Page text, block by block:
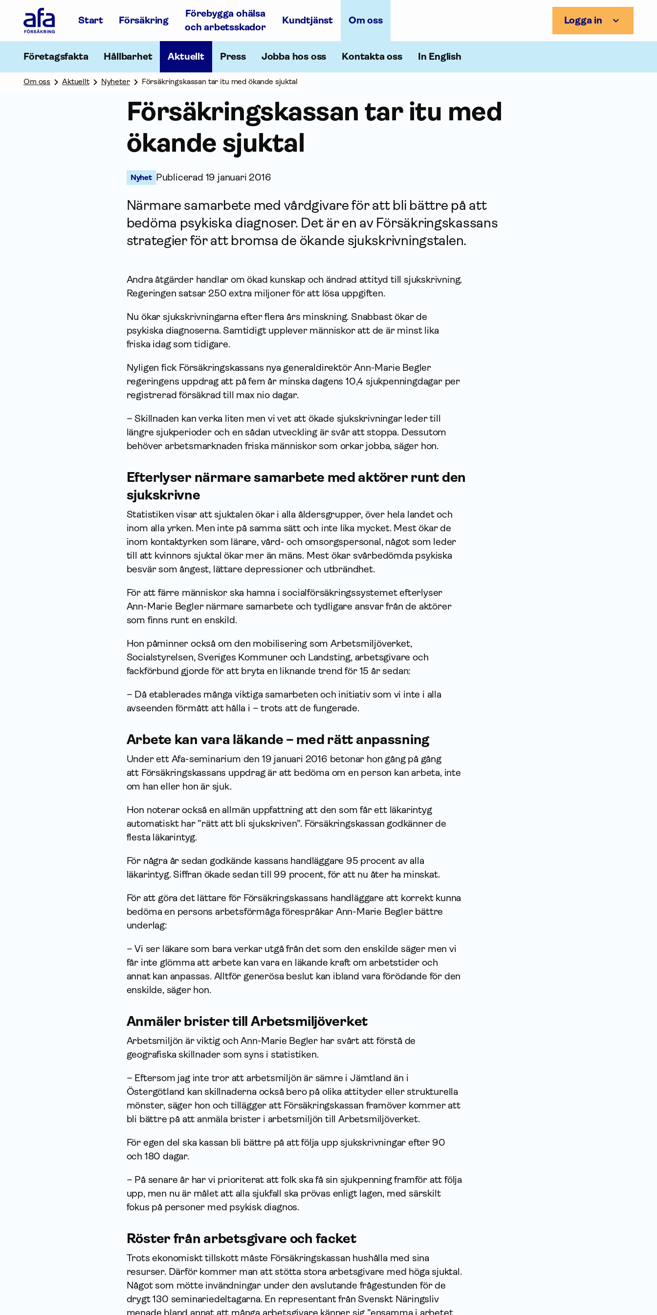
Försäkring
Gå
startsidan
Start Försäkring
Förebygga ohälsa
och arbetsskador
Kundtjänst Om oss Logga in
Företagsfakta Hållbarhet Aktuellt Press Jobba hos oss Kontakta oss In English
Om oss Aktuellt Nyheter Försäkringskassan tar itu med ökande sjuktal
Försäkrings­kassan tar itu med
ökande sjuktal
Nyhet Publicerad 19 januari 2016
Närmare sam­arbete med vårdgivare för att bli bättre på att
bedöma psykiska diagnoser. Det är en av Försäkrings­kassans
strategier för att bromsa de ökande sjukskrivningstalen.
Andra åtgärder handlar om ökad kunskap och ändrad attityd till sjukskrivning.
Regeringen satsar 250 extra miljoner för att lösa uppgiften.
Nu ökar sjukskrivningarna efter flera års minskning. Snabbast ökar de
psykiska diagnoserna. Samtidigt upplever människor att de är minst lika
friska idag som tidigare.
Nyligen fick Försäkrings­kassans nya generaldirektör Ann-Marie Begler
regeringens uppdrag att på fem år minska dagens 10,4 sjukpenningdagar per
registrerad försäkrad till max nio dagar.
– Skillnaden kan verka liten men vi vet att ökade sjukskrivningar leder till
längre sjukperioder och en sådan utveckling är svår att stoppa. Dessutom
behöver arbets­marknaden friska människor som orkar jobba, säger hon.
Efterlyser närmare sam­arbete med aktörer runt den
sjukskrivne
Statistiken visar att sjuktalen ökar i alla åldersgrupper, över hela landet och
inom alla yrken. Men inte på samma sätt och inte lika mycket. Mest ökar de
inom kontaktyrken som lärare, vård- och omsorgspersonal, något som leder
till att kvinnors sjuktal ökar mer än mäns. Mest ökar svårbedömda psykiska
besvär som ångest, lättare depressioner och utbrändhet.
För att färre människor ska hamna i socialförsäkringssystemet efterlyser
Ann-Marie Begler närmare sam­arbete och tydligare ansvar från de aktörer
som finns runt en enskild.
Hon påminner också om den mobilisering som Arbetsmiljöverket,
Socialstyrelsen, Sveriges Kommuner och Landsting, arbetsgivare och
fackförbund gjorde för att bryta en liknande trend för 15 år sedan:
– Då etablerades många viktiga samarbeten och initiativ som vi inte i alla
avseenden förmått att hålla i – trots att de fungerade.
Arbete kan vara läkande – med rätt anpassning
Under ett Afa-seminarium den 19 januari 2016 betonar hon gång på gång
att Försäkrings­kassans uppdrag är att bedöma om en person kan arbeta, inte
om han eller hon är sjuk.
Hon noterar också en allmän uppfattning att den som får ett läkarintyg
automatiskt har ”rätt att bli sjukskriven”. Försäkrings­kassan godkänner de
flesta läkarintyg.
För några år sedan godkände kassans handläggare 95 procent av alla
läkarintyg. Siffran ökade sedan till 99 procent, för att nu åter ha minskat.
För att göra det lättare för Försäkrings­kassans handläggare att korrekt kunna
bedöma en persons arbetsförmåga förespråkar Ann-Marie Begler bättre
underlag:
– Vi ser läkare som bara verkar utgå från det som den enskilde säger men vi
får inte glömma att arbete kan vara en läkande kraft om arbetstider och
annat kan anpassas. Alltför generösa beslut kan ibland vara förödande för den
enskilde, säger hon.
Anmäler brister till Arbetsmiljöverket
Arbetsmiljön är viktig och Ann-Marie Begler har svårt att förstå de
geografiska skillnader som syns i statistiken.
– Eftersom jag inte tror att arbetsmiljön är sämre i Jämtland än i
Östergötland kan skillnaderna också bero på olika attityder eller strukturella
mönster, säger hon och tillägger att Försäkrings­kassan framöver kommer att
bli bättre på att anmäla brister i arbetsmiljön till Arbetsmiljöverket.
För egen del ska kassan bli bättre på att följa upp sjukskrivningar efter 90
och 180 dagar.
– På senare år har vi prioriterat att folk ska få sin sjukpenning framför att följa
upp, men nu är målet att alla sjukfall ska prövas enligt lagen, med särskilt
fokus på personer med psykisk diagnos.
Röster från arbetsgivare och facket
Trots ekonomiskt tillskott måste Försäkrings­kassan hushålla med sina
resurser. Därför kommer man att stötta stora arbetsgivare med höga sjuktal.
Något som mötte invändningar under den avslutande frågestunden för de
drygt 130 seminariedeltagarna. En representant från Svenskt Näringsliv